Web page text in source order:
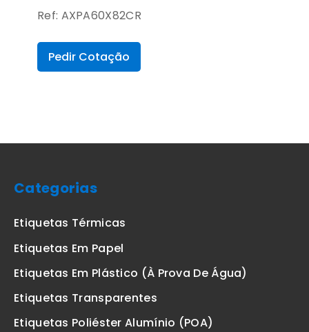
Ref: AXPA60X82CR
Pedir Cotação
Categorias
Etiquetas Térmicas
Etiquetas Em Papel
Etiquetas Em Plástico (à Prova De Água)
Etiquetas Transparentes
Etiquetas Poliéster Alumínio (POA)